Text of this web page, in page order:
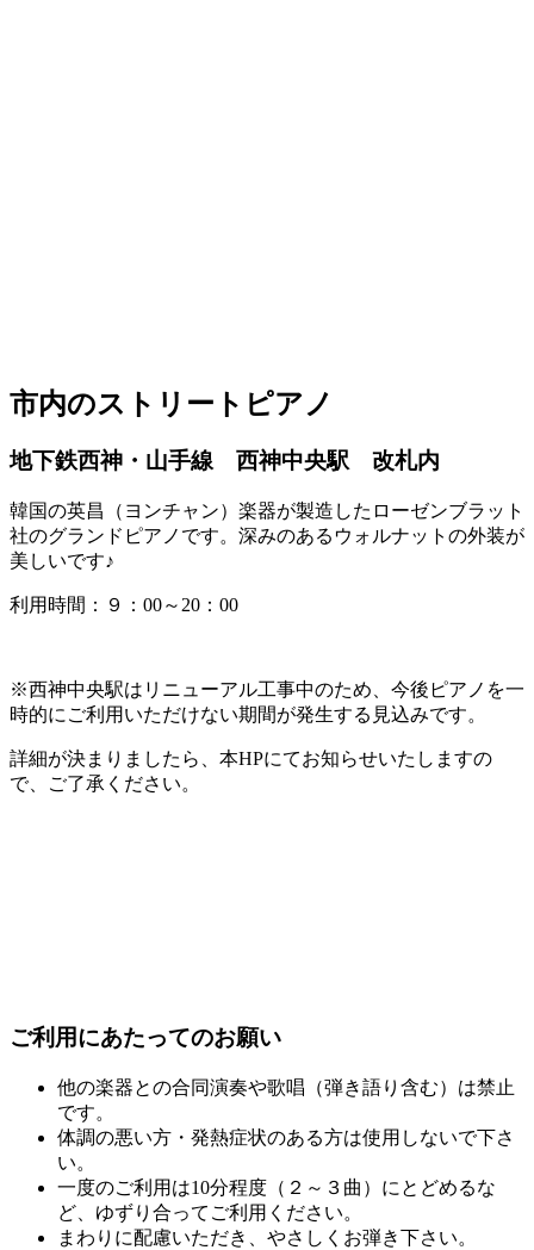
市内のストリートピアノ
地下鉄西神・山手線 西神中央駅 改札内
韓国の英昌（ヨンチャン）楽器が製造したローゼンブラット
社のグランドピアノです。深みのあるウォルナットの外装が
美しいです♪
利用時間：９：00～20：00
※西神中央駅はリニューアル工事中のため、今後ピアノを一
時的にご利用いただけない期間が発生する見込みです。
詳細が決まりましたら、本HPにてお知らせいたしますの
で、ご了承ください。
ご利用にあたってのお願い
他の楽器との合同演奏や歌唱（弾き語り含む）は禁⽌
です。
体調の悪い⽅・発熱症状のある⽅は使⽤しないで下さ
い。
一度のご利用は10分程度（２～３曲）にとどめるな
ど、ゆずり合ってご利用ください。
まわりに配慮いただき、やさしくお弾き下さい。